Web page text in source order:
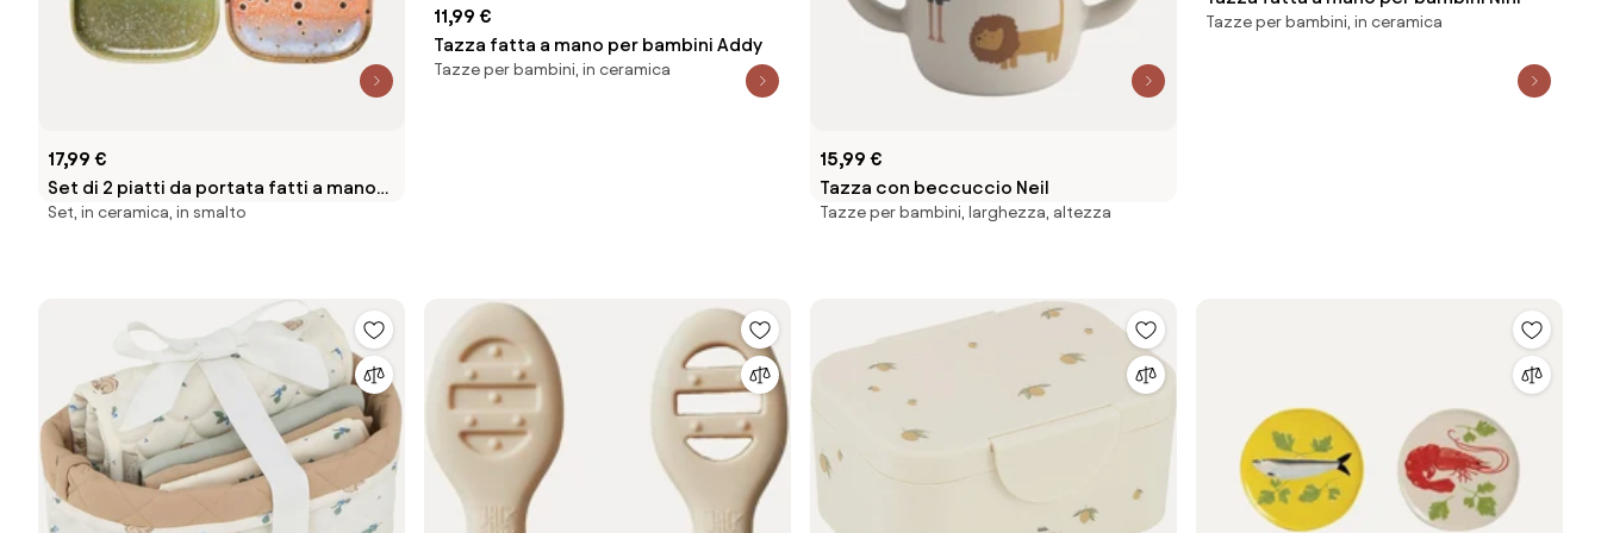
17,99 €
Set di 2 piatti da portata fatti a mano
con smalto reattivo 70's
Set, in ceramica, in smalto
11,99 €
Tazza fatta a mano per bambini Addy
Tazze per bambini, in ceramica
15,99 €
Tazza con beccuccio Neil
Tazze per bambini, larghezza, altezza
Tazze per bambini, in ceramica